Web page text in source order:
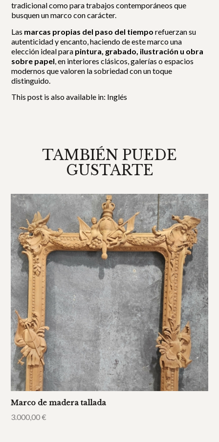
tradicional como para trabajos contemporáneos que
busquen un marco con carácter.
Las marcas propias del paso del tiempo refuerzan su
autenticidad y encanto, haciendo de este marco una
elección ideal para pintura, grabado, ilustración u obra
sobre papel, en interiores clásicos, galerías o espacios
modernos que valoren la sobriedad con un toque
distinguido.
This post is also available in: Inglés
TAMBIÉN PUEDE
GUSTARTE
Marco de madera tallada
3.000,00€